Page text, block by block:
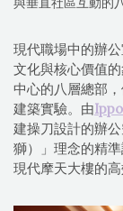
與垂直社區互動的
現代職場中的辦
文化與核心價值
中心的八層總部
建築實驗。由
建操刀設計的辦
獅）」理念的精
現代摩天大樓的高